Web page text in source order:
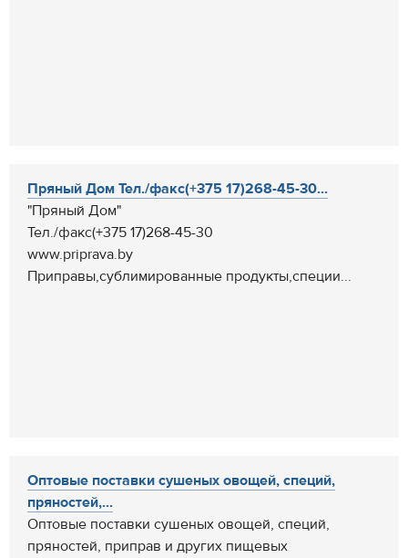
Пряный Дом Тел./факс(+375 17)268-45-30...
"Пряный Дом"
Тел./факс(+375 17)268-45-30
www.priprava.by
Приправы,сублимированные продукты,специи...
Оптовые поставки сушеных овощей, специй,
пряностей,...
Оптовые поставки сушеных овощей, специй,
пряностей, приправ и других пищевых